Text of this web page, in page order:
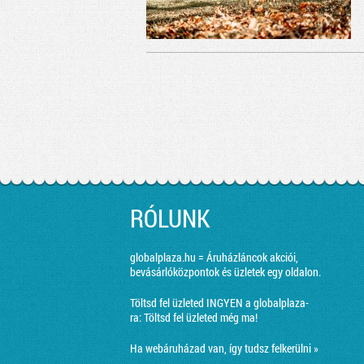
RÓLUNK
globalplaza.hu = Áruházláncok akciói,
bevásárlóközpontok és üzletek egy oldalon.
Töltsd fel üzleted INGYEN a globalplaza-
ra:Töltsd fel üzleted még ma!
Ha webáruházad van, így tudsz felkerülni »